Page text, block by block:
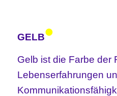
GELB•
Gelb ist die Farbe der
Lebenserfahrungen